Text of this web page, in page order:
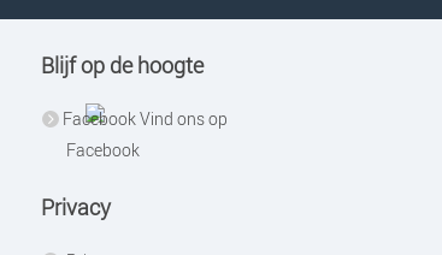
Blijf op de hoogte
Vind ons op
Facebook
Privacy